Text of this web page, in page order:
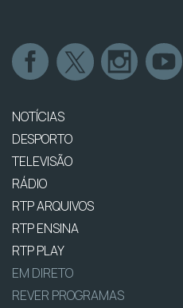
NOTÍCIAS
DESPORTO
TELEVISÃO
RÁDIO
RTP ARQUIVOS
RTP ENSINA
RTP PLAY
EM DIRETO
REVER PROGRAMAS